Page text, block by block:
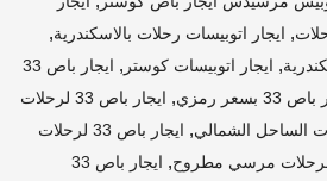
, ايجار اتوبيسات رحلات بالاسكندرية,
, ايجار اتوبيسات كوستر ,
ايجار باص 33
بسعر رمزي ,
ايجار باص 33 لرحلات
,
ايجار باص 33 لرحلات
,
ايجار باص 33